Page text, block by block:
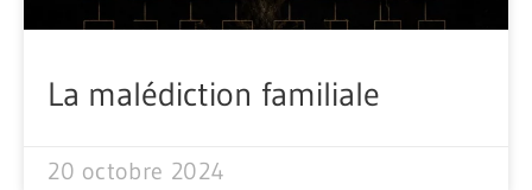
La malédiction familiale
20 octobre 2024